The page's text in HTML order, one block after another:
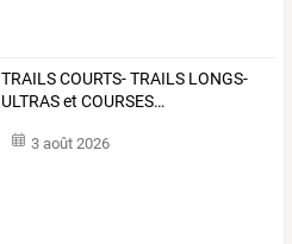
TRAILSCOURTS-TRAILS LONGS-
ULTRASet COURSES…
3 août 2026